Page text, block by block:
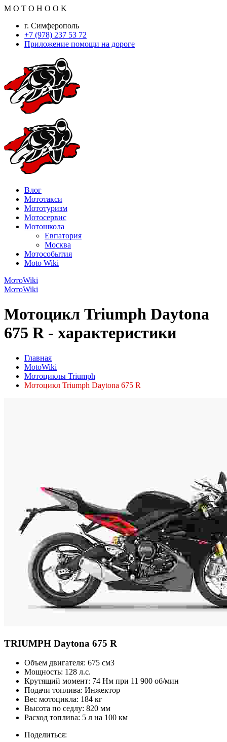
M O T O H O O K
г. Симферополь
+7 (978) 237 53 72
Приложение помощи на дороге
Влог
Мототакси
Мототуризм
Мотосервис
Мотошкола
Евпатория
Москва
Мотособытия
Moto Wiki
МотоWiki
МотоWiki
Мотоцикл Triumph Daytona
675 R - характеристики
Главная
MotoWiki
Мотоциклы Triumph
Мотоцикл Triumph Daytona 675 R
TRIUMPH Daytona 675 R
Объем двигателя: 675 см3
Мощность: 128 л.с.
Крутящий момент: 74 Нм при 11 900 об/мин
Подачи топлива: Инжектор
Вес мотоцикла: 184 кг
Высота по седлу: 820 мм
Расход топлива: 5 л на 100 км
Поделиться: